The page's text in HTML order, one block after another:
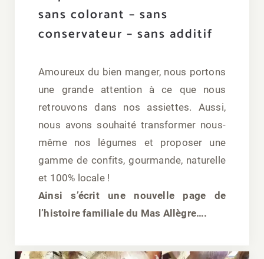
sans colorant – sans
conservateur – sans additif
Amoureux du bien manger, nous portons
une grande attention à ce que nous
retrouvons dans nos assiettes. Aussi,
nous avons souhaité transformer nous-
même nos légumes et proposer une
gamme de confits, gourmande, naturelle
et 100% locale !
Ainsi s’écrit une nouvelle page de
l’histoire familiale du Mas Allègre….